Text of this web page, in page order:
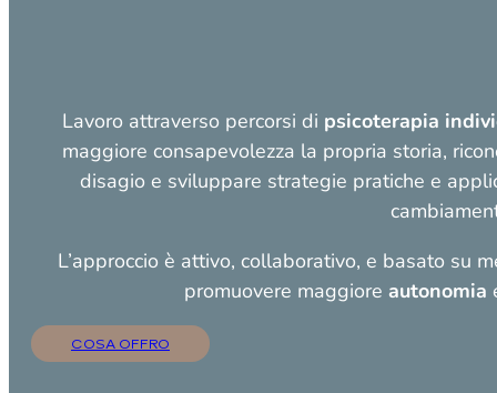
Lavoro attraverso percorsi di psicoterapia
maggiore consapevolezza la propria storia,
disagio e sviluppare strategie pratiche e
L’approccio è attivo, collaborativo, e basato su
promuovere maggiore autonomia
COSA OFFRO